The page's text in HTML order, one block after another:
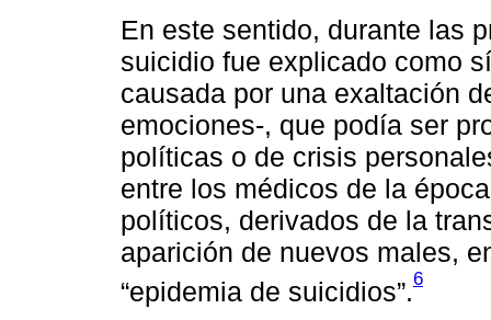
En este sentido, durante las
suicidio fue explicado como
causada por una exaltación
emociones-, que podía ser
políticas o de crisis
entre los médicos de la
políticos, derivados de la
aparición de nuevos males,
“epidemia de suicidios”.6